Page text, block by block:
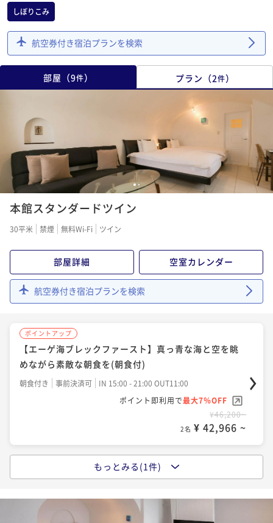
夜の料理は２日とも違っており、とても
美味しいイタリアンでした。朝食は、食
パンでした。もう少しパンの種類があれ
ばいいと思いました。
しぼりこみ
航空券付き宿泊プランを検索
部屋 （9件） プラン （2件）
12
本館スタンダードツイン
30平米 禁煙 無料Wi-Fi ツイン
部屋詳細 空室カレンダー
航空券付き宿泊プランを検索
ポイントアップ
【エーゲ海ブレックファースト】真っ青な海と空を眺
めながら素敵な朝食を(朝食付)
朝食付き 事前決済可
IN 15:00 - 21:00 OUT11:00
ポイント即利用で最大7％OFF
¥46,200~
2名 ¥ 42,966 ~
【シェフのおまかせディナーコース】心を満たす極上
イタリアンで贅沢なひとときを（2食付）
事前決済可
IN 15:00 - 17:00 OUT11:00
もっとみる(1件)